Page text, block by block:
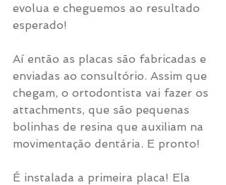
evolua e cheguemos ao resultado
esperado!
Aí então as placas são fabricadas e
enviadas ao consultório. Assim que
chegam, o ortodontista vai fazer os
attachments, que são pequenas
bolinhas de resina que auxiliam na
movimentação dentária. E pronto!
É instalada a primeira placa! Ela